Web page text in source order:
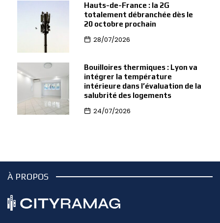
Hauts-de-France : la 2G
totalement débranchée dès le
20 octobre prochain
28/07/2026
Bouilloires thermiques : Lyon va
intégrer la température
intérieure dans l’évaluation de la
salubrité des logements
24/07/2026
À PROPOS